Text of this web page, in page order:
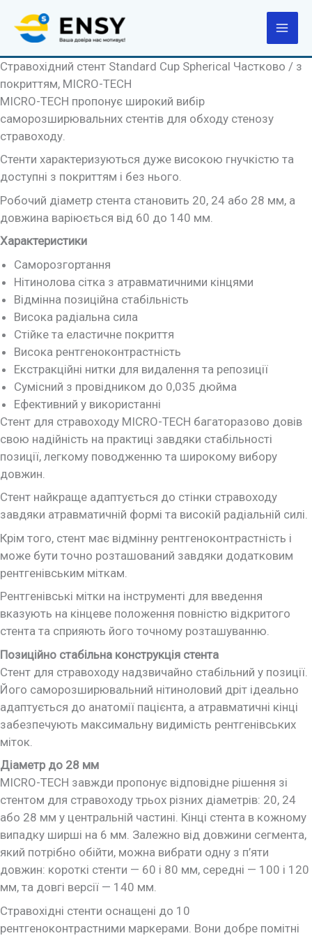
вмісту
Стравохідний стент Standard Cup Spherical Частково / з
покриттям, MICRO-TECH
MICRO-TECH пропонує широкий вибір
саморозширювальних стентів для обходу стенозу
стравоходу.
Стенти характеризуються дуже високою гнучкістю та
доступні з покриттям і без нього.
Робочий діаметр стента становить 20, 24 або 28 мм, а
довжина варіюється від 60 до 140 мм.
Характеристики
Саморозгортання
Нітинолова сітка з атравматичними кінцями
Відмінна позиційна стабільність
Висока радіальна сила
Стійке та еластичне покриття
Висока рентгеноконтрастність
Екстракційні нитки для видалення та репозиції
Сумісний з провідником до 0,035 дюйма
Ефективний у використанні
Стент для стравоходу MICRO-TECH багаторазово довів
свою надійність на практиці завдяки стабільності
позиції, легкому поводженню та широкому вибору
довжин.
Стент найкраще адаптується до стінки стравоходу
завдяки атравматичній формі та високій радіальній силі.
Крім того, стент має відмінну рентгеноконтрастність і
може бути точно розташований завдяки додатковим
рентгенівським міткам.
Рентгенівські мітки на інструменті для введення
вказують на кінцеве положення повністю відкритого
стента та сприяють його точному розташуванню.
Позиційно стабільна конструкція стента
Стент для стравоходу надзвичайно стабільний у позиції.
Його саморозширювальний нітиноловий дріт ідеально
адаптується до анатомії пацієнта, а атравматичні кінці
забезпечують максимальну видимість рентгенівських
міток.
Діаметр до 28 мм
MICRO-TECH завжди пропонує відповідне рішення зі
стентом для стравоходу трьох різних діаметрів: 20, 24
або 28 мм у центральній частині. Кінці стента в кожному
випадку ширші на 6 мм. Залежно від довжини сегмента,
який потрібно обійти, можна вибрати одну з п’яти
довжин: короткі стенти — 60 і 80 мм, середні — 100 і 120
мм, та довгі версії — 140 мм.
Стравохідні стенти оснащені до 10
рентгеноконтрастними маркерами. Вони добре помітні